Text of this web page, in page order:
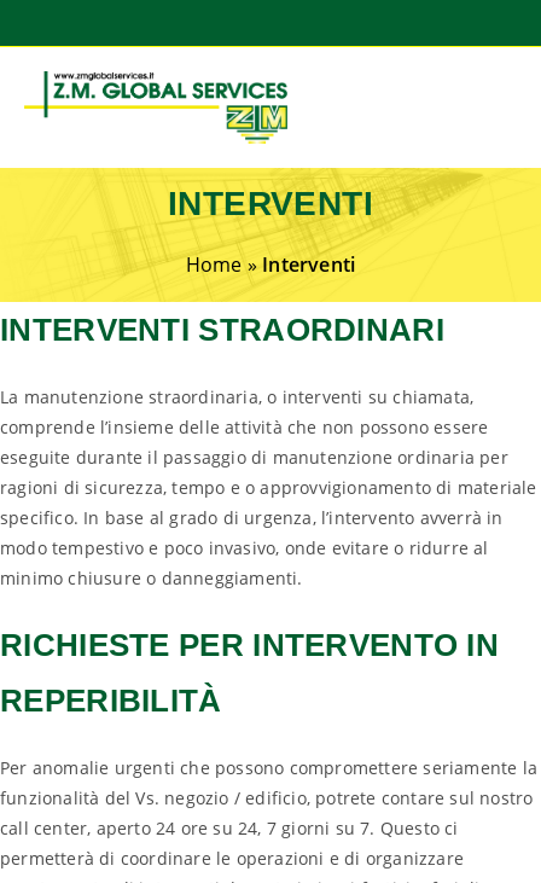
INTERVENTI
Home » Interventi
INTERVENTI STRAORDINARI
La manutenzione straordinaria, o interventi su chiamata,
comprende l’insieme delle attività che non possono essere
eseguite durante il passaggio di manutenzione ordinaria per
ragioni di sicurezza, tempo e o approvvigionamento di materiale
specifico. In base al grado di urgenza, l’intervento avverrà in
modo tempestivo e poco invasivo, onde evitare o ridurre al
minimo chiusure o danneggiamenti.
RICHIESTE PER INTERVENTO IN
REPERIBILITÀ
Per anomalie urgenti che possono compromettere seriamente la
funzionalità del Vs. negozio / edificio, potrete contare sul nostro
call center, aperto 24 ore su 24, 7 giorni su 7. Questo ci
permetterà di coordinare le operazioni e di organizzare